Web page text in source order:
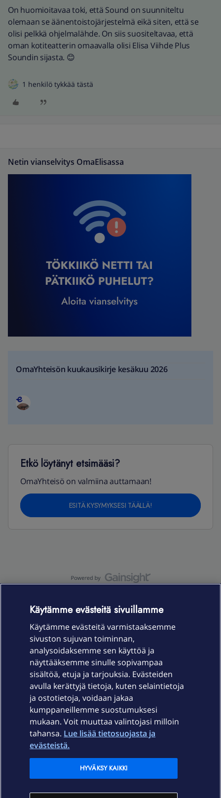
On huomioitavaa toki, että Sound on suunniteltu
olemaan se äänentoistojärjestelmä eikä siten, että se
olisi pelkkä ohjelmalähde. On siis suositeltavaa, että
oman kotiteatterin omaavalla olisi Elisa Viihde Plus
Soundin sijasta. 😊
1 henkilö tykkää tästä
Netin vianselvitys OmaElisassa
OmaYhteisön kuukausikirje kesäkuu 2026
Etkö löytänyt etsimääsi?
OmaYhteisö on valmiina auttamaan!
ESITÄ KYSYMYKSESI TÄÄLLÄ!
Laitteet & liittymät
Palvelut
Ajankohtaista
Elisa Oyj
In English
Käytämme evästeitä sivuillamme
Käytämme evästeitä varmistaaksemme
sivuston sujuvan toiminnan,
analysoidaksemme sen käyttöä ja
näyttääksemme sinulle sopivampaa
sisältöä, etuja ja tarjouksia. Evästeiden
avulla kerättyjä tietoja, kuten selaintietoja
ja ostotietoja, voidaan jakaa
kumppaneillemme suostumuksesi
mukaan. Voit muuttaa valintojasi milloin
tahansa. Lue lisää tietosuojasta ja
evästeistä.
HYVÄKSY KAIKKI